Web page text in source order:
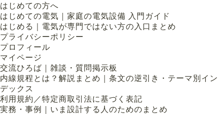
はじめての方へ
はじめての電気｜家庭の電気設備 入門ガイド
はじめる｜電気が専門ではない方の入口まとめ
プライバシーポリシー
プロフィール
マイページ
交流ひろば｜雑談・質問掲示板
内線規程とは？解説まとめ｜条文の逆引き・テーマ別イン
デックス
利用規約／特定商取引法に基づく表記
実務・事例｜いま設計する人のためのまとめ